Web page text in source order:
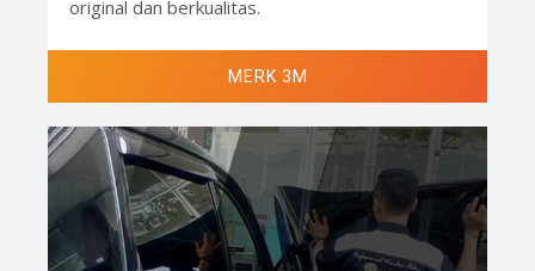
original dan berkualitas.
MERK 3M